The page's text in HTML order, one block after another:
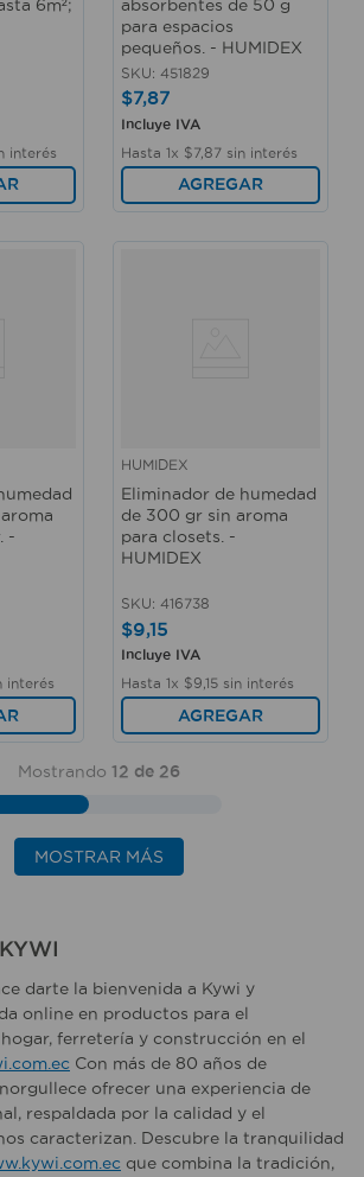
6m²;
interés
absorbentes de 50 g
para espacios
pequeños. - HUMIDEX
SKU: 451829
$7,87
Incluye IVA
Hasta 1x $7,87 sin interés
AGREGAR
-
interés
HUMIDEX
Eliminador de humedad
de 300 gr sin aroma
para closets. -
HUMIDEX
SKU: 416738
$9,15
Incluye IVA
Hasta 1x $9 15 sin interés
AGREGAR
Mostrando 12 de 26
MOSTRAR MÁS
darte la bienvenida a Kywi y
online en productos para el
ferretería y construcción en el
Con más de 80 años de
ofrecer una experiencia de
respaldada por la calidad y el
caracterizan. Descubre la tranquilidad
que combina la tradición,